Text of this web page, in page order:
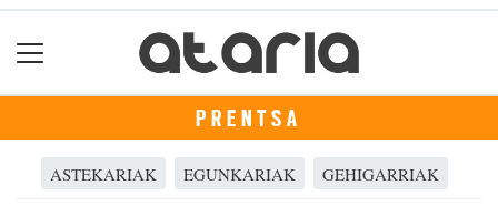
PRENTSA
ASTEKARIAK EGUNKARIAK GEHIGARRIAK